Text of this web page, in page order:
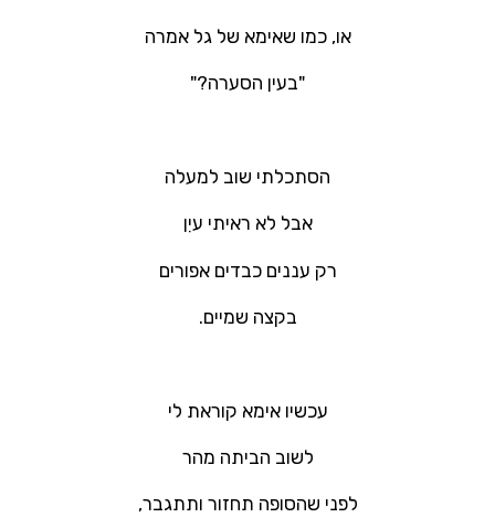
או, כמו שאימא של גל אמרה
"בעין הסערה?"
הסתכלתי שוב למעלה
אבל לא ראיתי עיִן
רק עננים כבדים אפורים
בקצה שמיים.
עכשיו אימא קוראת לי
לשוב הביתה מהר
לפני שהסופה תחזור ותתגבר,